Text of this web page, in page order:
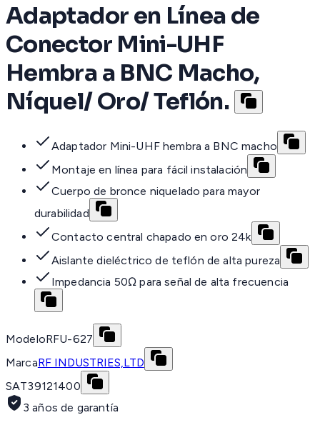
Adaptador en Línea de
Conector Mini-UHF
Hembra a BNC Macho,
Níquel/ Oro/ Teflón.
Adaptador Mini-UHF hembra a BNC macho
Montaje en línea para fácil instalación
Cuerpo de bronce niquelado para mayor
durabilidad
Contacto central chapado en oro 24k
Aislante dieléctrico de teflón de alta pureza
Impedancia 50Ω para señal de alta frecuencia
ModeloRFU-627
MarcaRF INDUSTRIES,LTD
SAT39121400
3 años de garantía